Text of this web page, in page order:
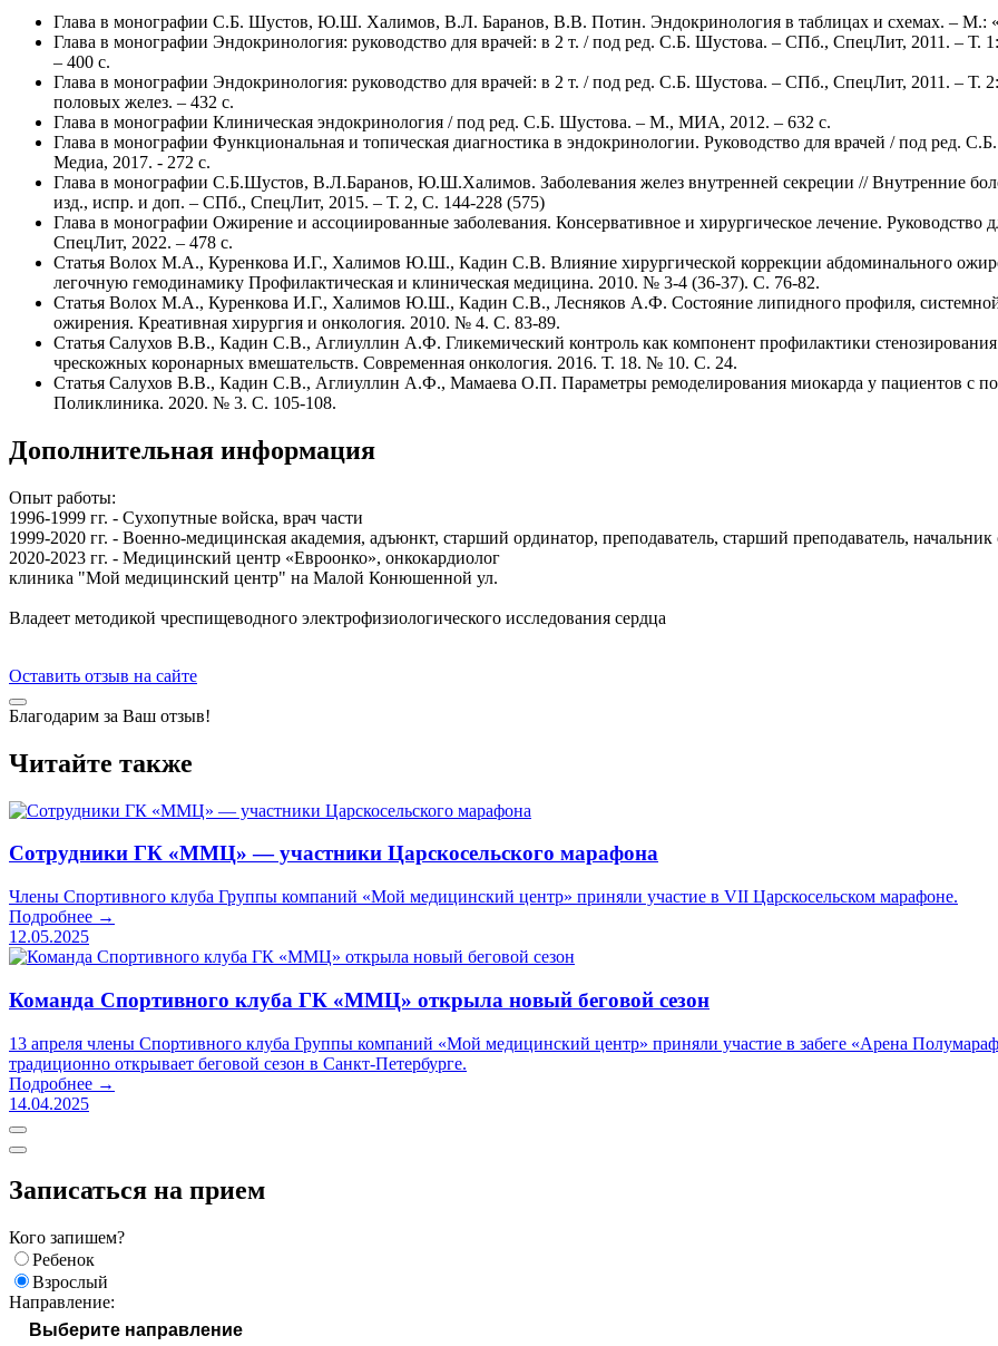
Глава в монографии С.Б. Шустов, Ю.Ш. Халимов, В.Л. Баранов, В.В. Потин. Эндокринология в таблицах и схемах. – М.:
Глава в монографии Эндокринология: руководство для врачей: в 2 т. / под ред. С.Б. Шустова. – СПб., СпецЛит, 2011. – Т.
– 400 с.
Глава в монографии Эндокринология: руководство для врачей: в 2 т. / под ред. С.Б. Шустова. – СПб., СпецЛит, 2011. – Т.
половых желез. – 432 с.
Глава в монографии Клиническая эндокринология / под ред. С.Б. Шустова. – М., МИА, 2012. – 632 с.
Глава в монографии Функциональная и топическая диагностика в эндокринологии. Руководство для врачей / под
Медиа, 2017. - 272 с.
Глава в монографии С.Б.Шустов, В.Л.Баранов, Ю.Ш.Халимов. Заболевания желез внутренней секреции // Внутренние
изд., испр. и доп. – СПб., СпецЛит, 2015. – Т. 2, С. 144-228 (575)
Глава в монографии Ожирение и ассоциированные заболевания. Консервативное и хирургическое лечение.
СпецЛит, 2022. – 478 с.
Статья Волох М.А., Куренкова И.Г., Халимов Ю.Ш., Кадин С.В. Влияние хирургической коррекции абдоминального
легочную гемодинамику Профилактическая и клиническая медицина. 2010. № 3-4 (36-37). С. 76-82.
Статья Волох М.А., Куренкова И.Г., Халимов Ю.Ш., Кадин С.В., Лесняков А.Ф. Состояние липидного профиля, системной
ожирения. Креативная хирургия и онкология. 2010. № 4. С. 83-89.
Статья Салухов В.В., Кадин С.В., Аглиуллин А.Ф. Гликемический контроль как компонент профилактики
чрескожных коронарных вмешательств. Современная онкология. 2016. Т. 18. № 10. С. 24.
Статья Салухов В.В., Кадин С.В., Аглиуллин А.Ф., Мамаева О.П. Параметры ремоделирования миокарда у пациентов с
Поликлиника. 2020. № 3. С. 105-108.
Дополнительная информация
Опыт работы:
1996-1999 гг. - Сухопутные войска, врач части
1999-2020 гг. - Военно-медицинская академия, адъюнкт, старший ординатор, преподаватель, старший преподаватель,
2020-2023 гг. - Медицинский центр «Евроонко», онкокардиолог
клиника "Мой медицинский центр" на Малой Конюшенной ул.
Владеет методикой чреспищеводного электрофизиологического исследования сердца
Оставить отзыв на сайте
Благодарим за Ваш отзыв!
Читайте также
Сотрудники ГК «ММЦ» — участники Царскосельского марафона
Члены Спортивного клуба Группы компаний «Мой медицинский центр» приняли участие в VII Царскосельском марафоне.
Подробнее →
12.05.2025
Команда Спортивного клуба ГК «ММЦ» открыла новый беговой сезон
13 апреля члены Спортивного клуба Группы компаний «Мой медицинский центр» приняли участие в забеге «Арена
традиционно открывает беговой сезон в Санкт-Петербурге.
Подробнее →
14.04.2025
Записаться на прием
Кого запишем?
Ребенок
Взрослый
Направление: